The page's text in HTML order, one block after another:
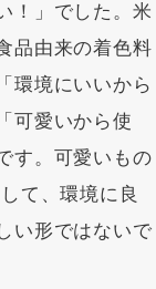
！」でした。米
品由来の着色料
環境にいいから
可愛いから使
す。可愛いもの
て、環境に良
い形ではないで